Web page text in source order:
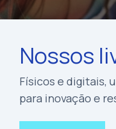
Nossos
Físicos e digitais,
para inovação e